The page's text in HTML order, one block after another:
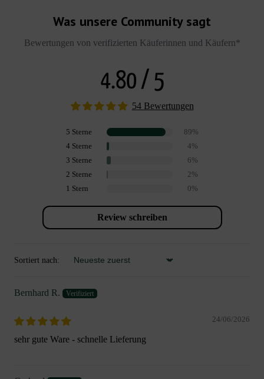
Was unsere Community sagt
Bewertungen von verifizierten Käuferinnen und Käufern*
4.80 / 5
54 Bewertungen
5 Sterne
89%
4 Sterne
4%
3 Sterne
6%
2 Sterne
2%
1 Stern
0%
Review schreiben
Sortiert nach: Sort by
Bernhard R.
24/06/2026
sehr gute Ware - schnelle Lieferung